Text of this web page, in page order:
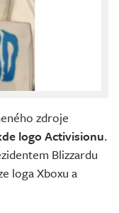
zdroje
logo Activisionu.
Blizzardu
loga Xboxu a